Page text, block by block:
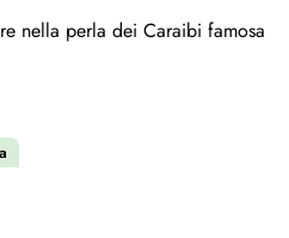
nella perla dei Caraibi famosa